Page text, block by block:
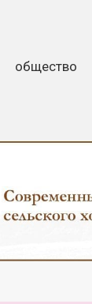
общество